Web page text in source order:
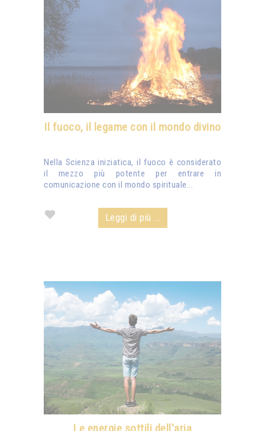
Il fuoco, il legame con il mondo divino
Nella Scienza iniziatica, il fuoco è considerato
il mezzo più potente per entrare in
comunicazione con il mondo spirituale...
Leggi di più ...